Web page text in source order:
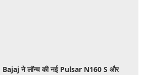
Bajaj ने लॉन्च की नई Pulsar N160 S और